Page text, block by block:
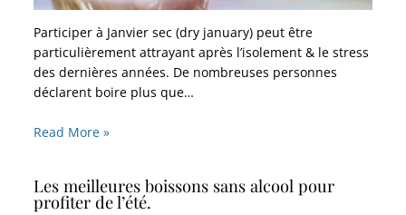
Participer à Janvier sec (dry january) peut être
particulièrement attrayant après l’isolement & le stress
des dernières années. De nombreuses personnes
déclarent boire plus que…
Read More »
Les meilleures boissons sans alcool pour
profiter de l’été.